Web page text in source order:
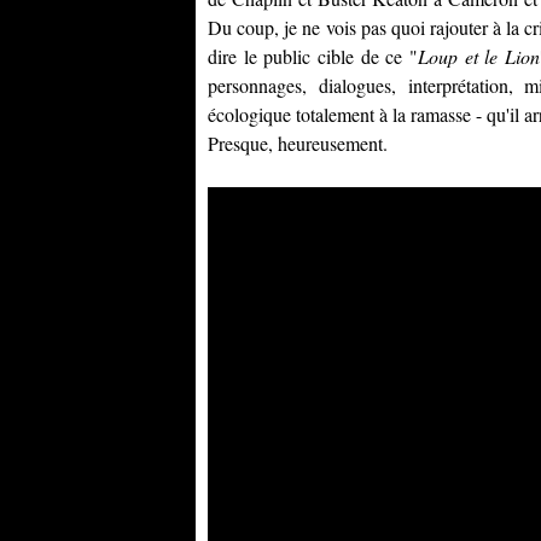
Du coup, je ne vois pas quoi rajouter à la
dire le public cible de ce "Loup et le Lion
personnages, dialogues, interprétation,
écologique totalement à la ramasse - qu'il
Presque, heureusement.